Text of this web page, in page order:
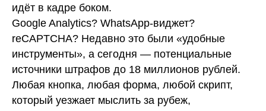
идёт в кадре боком.
Google Analytics? WhatsApp-виджет?
reCAPTCHA? Недавно это были «удобные
инструменты», а сегодня — потенциальные
источники штрафов до 18 миллионов рублей.
Любая кнопка, любая форма, любой скрипт,
который уезжает мыслить за рубеж,